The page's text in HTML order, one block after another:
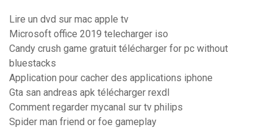
Lire un dvd sur mac apple tv
Microsoft office 2019 telecharger iso
Candy crush game gratuit télécharger for pc without
bluestacks
Application pour cacher des applications iphone
Gta san andreas apk télécharger rexdl
Comment regarder mycanal sur tv philips
Spider man friend or foe gameplay